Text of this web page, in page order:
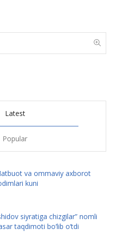
Latest
Popular
va ommaviy axborot
kuni
siyratiga chizgilar” nomli
taqdimoti bo‘lib o‘tdi